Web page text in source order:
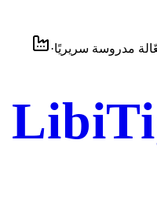
مدروسة سريريًا·